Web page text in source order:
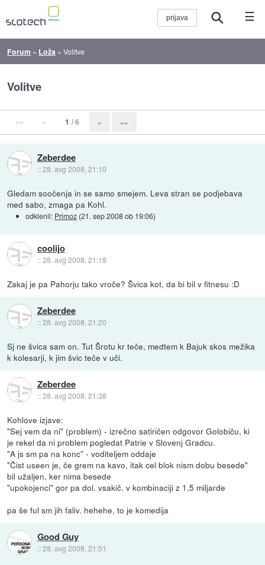
☰
Forum » Loža »Volitve
Volitve
«« « 1 / 6 » »»
Zeberdee
::28. avg 2008, 21:10
Gledam soočenja in se samo smejem. Leva stran se podjebava
med sabo, zmaga pa Kohl.
odklenil: Primoz (21. sep 2008 ob 19:06)
coolijo
::28. avg 2008, 21:18
Zakaj je pa Pahorju tako vroče? Švica kot, da bi bil v fitnesu :D
Zeberdee
::28. avg 2008, 21:20
Sj ne švica sam on. Tut Šrotu kr teče, medtem k Bajuk skos mežika
k kolesarji, k jim švic teče v uči.
Zeberdee
::28. avg 2008, 21:38
Kohlove izjave:
"Sej vem da ni" (problem) - izrečno satiričen odgovor Golobiču, ki
je rekel da ni problem pogledat Patrie v Slovenj Gradcu.
"A js sm pa na konc" - voditeljem oddaje
"Čist useen je, če grem na kavo, itak cel blok nism dobu besede"
bil užaljen, ker nima besede
"upokojenci" gor pa dol. vsakič. v kombinaciji z 1,5 miljarde
pa še ful sm jih faliv. hehehe, to je komedija
Good Guy
::28. avg 2008, 21:51